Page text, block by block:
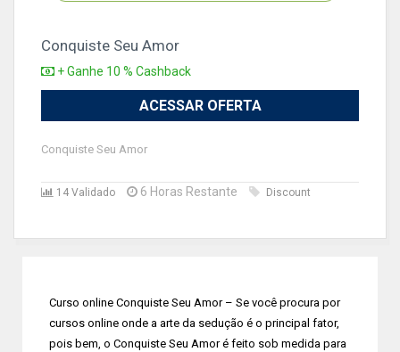
Conquiste Seu Amor
+ Ganhe 10 % Cashback
ACESSAR OFERTA
Conquiste Seu Amor
14 Validado 6 Horas Restante Discount
Curso online Conquiste Seu Amor – Se você procura por
cursos online onde a arte da sedução é o principal fator,
pois bem, o Conquiste Seu Amor é feito sob medida para